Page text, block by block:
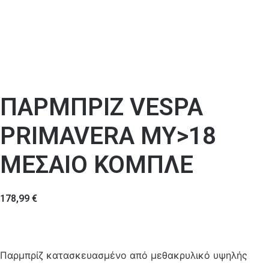
ΠΑΡΜΠΡΙΖ VESPA
PRIMAVERA MY>18
ΜΕΣΑΙΟ ΚΟΜΠΛΕ
178,99 €
Παρμπρίζ κατασκευασμένο από μεθακρυλικό υψηλής